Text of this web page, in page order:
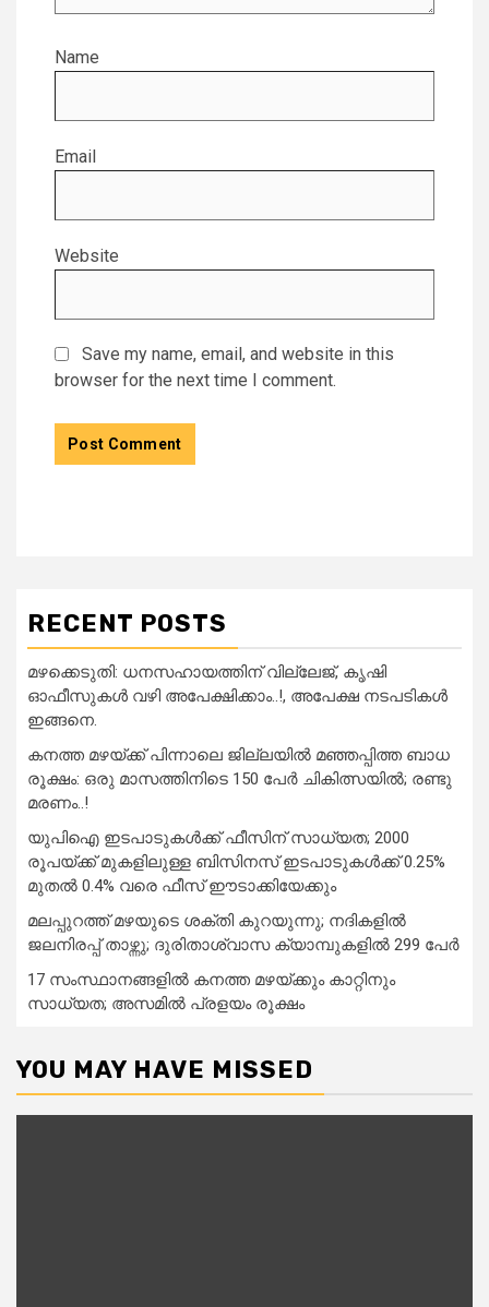
Name
Email
Website
Save my name, email, and website in this
browser for the next time I comment.
RECENT POSTS
മഴക്കെടുതി: ധനസഹായത്തിന് വില്ലേജ്, കൃഷി
ഓഫീസുകൾ വഴി അപേക്ഷിക്കാം..!, അപേക്ഷ നടപടികൾ
ഇങ്ങനെ.
കനത്ത മഴയ്‌ക്ക് പിന്നാലെ ജില്ലയിൽ മഞ്ഞപ്പിത്ത ബാധ
രൂക്ഷം: ഒരു മാസത്തിനിടെ 150 പേർ ചികിത്സയിൽ; രണ്ടു
മരണം..!
യുപിഐ ഇടപാടുകൾക്ക് ഫീസിന് സാധ്യത; 2000
രൂപയ്ക്ക് മുകളിലുള്ള ബിസിനസ് ഇടപാടുകൾക്ക് 0.25%
മുതൽ 0.4% വരെ ഫീസ് ഈടാക്കിയേക്കും
മലപ്പുറത്ത് മഴയുടെ ശക്തി കുറയുന്നു; നദികളിൽ
ജലനിരപ്പ് താഴ്ന്നു; ദുരിതാശ്വാസ ക്യാമ്പുകളിൽ 299 പേർ
17 സംസ്ഥാനങ്ങളിൽ കനത്ത മഴയ്ക്കും കാറ്റിനും
സാധ്യത; അസമിൽ പ്രളയം രൂക്ഷം
YOU MAY HAVE MISSED